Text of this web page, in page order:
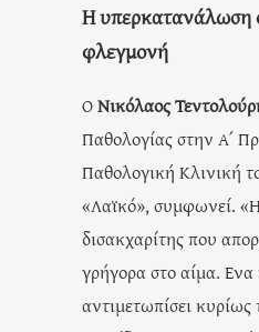
Η υπερκατανάλωση
φλεγμονή
ΟΝικόλαος
Παθολογίας στην Α΄
Παθολογική Κλινική
«Λαϊκό», συμφωνεί.
δισακχαρίτης που
γρήγορα στο αίμα. Ενα
αντιμετωπίσει